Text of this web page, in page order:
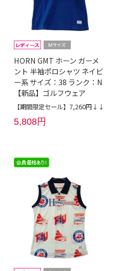
HORN GMT ホーン ガーメ
ント 半袖ポロシャツ ネイビ
ー系 サイズ：38 ランク：N
【新品】ゴルフウェア
【期間限定セール】7,260円↓↓
5,808円